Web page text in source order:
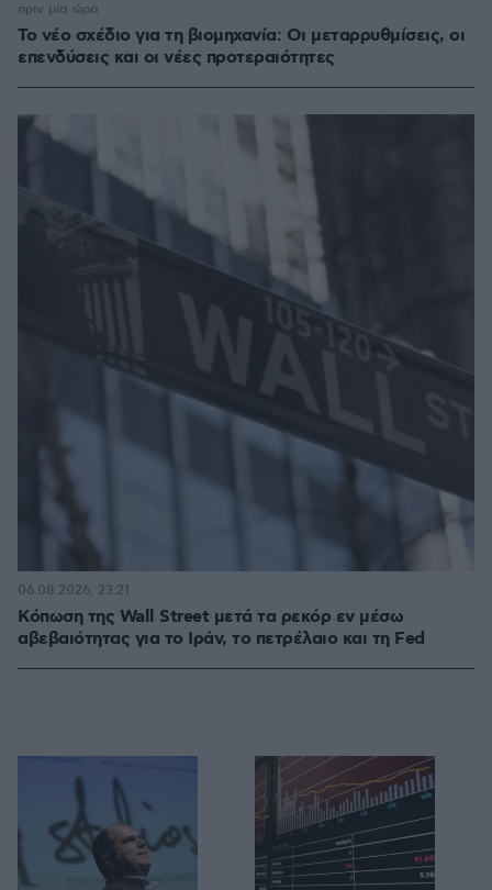
Το νέο σχέδιο για τη βιομηχανία: Οι μεταρρυθμίσεις, οι
επενδύσεις και οι νέες προτεραιότητες
πριν μία ώρα
Κόπωση της Wall Street μετά τα ρεκόρ εν μέσω
αβεβαιότητας για το Ιράν, το πετρέλαιο και τη Fed
06.08.2026, 23:21